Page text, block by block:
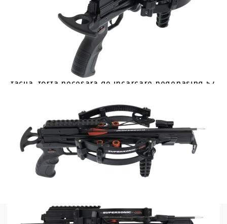
X-BOW FMA Supersonic REV in ciuda dimensiunilor
sale reduse are o forta de incarcare de 120 lbs ce
genereaza o viteza a sagetii de pana la 420 fps –
in functie de tipul de sageata utilizat. Distanta
maxima de tragere este de pana la 60 metri.
Datorita sistemului de scripeti incarcarea este
facila, forta necesara de incarcare nedepasind 52
Putere de incarcare: 120 lbs
Viteza sagetii: pana la 420 fps
Greutate totala: 1.47 kg
Lungime: 16.5 inch (aprox. 42cm)
Latime, in repaus: 11 inch (aprox. 29cm)
Latime, incarcat: 7.5 inch (aprox. 19 cm)